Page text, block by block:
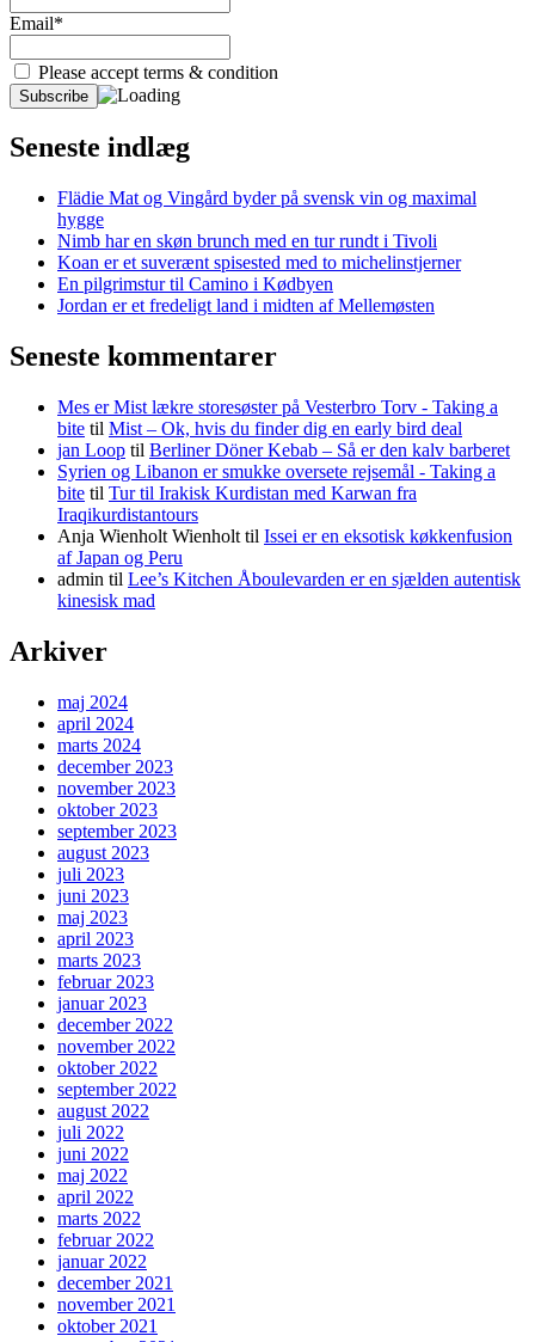
Email*
Please accept terms & condition
Seneste indlæg
Flädie Mat og Vingård byder på svensk vin og maximal
hygge
Nimb har en skøn brunch med en tur rundt i Tivoli
Koan er et suverænt spisested med to michelinstjerner
En pilgrimstur til Camino i Kødbyen
Jordan er et fredeligt land i midten af Mellemøsten
Seneste kommentarer
Mes er Mist lækre storesøster på Vesterbro Torv - Taking a
bite til Mist – Ok, hvis du finder dig en early bird deal
jan Loop til Berliner Döner Kebab – Så er den kalv barberet
Syrien og Libanon er smukke oversete rejsemål - Taking a
bite til Tur til Irakisk Kurdistan med Karwan fra
Iraqikurdistantours
Anja Wienholt Wienholt til Issei er en eksotisk køkkenfusion
af Japan og Peru
admin til Lee’s Kitchen Åboulevarden er en sjælden autentisk
kinesisk mad
Arkiver
maj 2024
april 2024
marts 2024
december 2023
november 2023
oktober 2023
september 2023
august 2023
juli 2023
juni 2023
maj 2023
april 2023
marts 2023
februar 2023
januar 2023
december 2022
november 2022
oktober 2022
september 2022
august 2022
juli 2022
juni 2022
maj 2022
april 2022
marts 2022
februar 2022
januar 2022
december 2021
november 2021
oktober 2021